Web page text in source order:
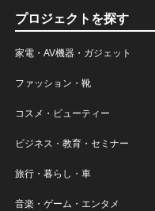
プロジェクトを探す
家電・AV機器・ガジェット
ファッション・靴
コスメ・ビューティー
ビジネス・教育・セミナー
旅行・暮らし・車
音楽・ゲーム・エンタメ